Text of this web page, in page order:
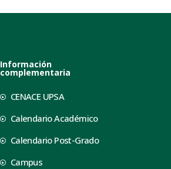
Información
complementaria
CENACE UPSA
Calendario Académico
Calendario Post-Grado
Campus